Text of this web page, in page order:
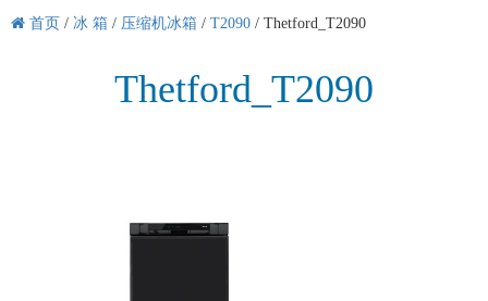
首页 / 冰 箱 / 压缩机冰箱 / T2090 / Thetford_T2090
Thetford_T2090